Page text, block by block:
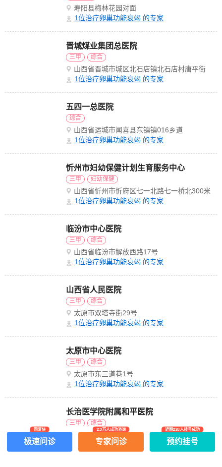
寿阳县梅林花园对面
1位治疗卵巢功能衰竭 的专家
晋城煤业集团总医院
三甲 综合
山西省晋城市城区北石店镇北石店村唐平街
1位治疗卵巢功能衰竭 的专家
五四一总医院
综合
山西省运城市闻喜县东镇镇016乡道
1位治疗卵巢功能衰竭 的专家
忻州市妇幼保健计划生育服务中心
三甲 妇幼保健
山西省忻州市忻府区七一北路七一桥北300米
1位治疗卵巢功能衰竭 的专家
临汾市中心医院
三甲 综合
山西省临汾市解放西路17号
1位治疗卵巢功能衰竭 的专家
山西省人民医院
三甲 综合
太原市双塔寺街29号
1位治疗卵巢功能衰竭 的专家
太原市中心医院
三甲 综合
太原市东三道巷1号
1位治疗卵巢功能衰竭 的专家
长治医学院附属和平医院
三甲 综合
山西省长治市延安南路110号
位治疗卵巢功能衰竭 的专家
极速问诊
回复快
专家问诊
2.3万人成功咨询
预约挂号
近期228人挂号成功